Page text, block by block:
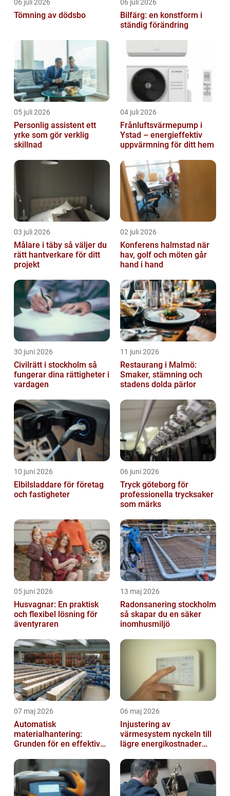
06 juli 2026
Tömning av dödsbo
06 juli 2026
Bilfärg: en konstform i
ständig förändring
05 juli 2026
Personlig assistent ett
yrke som gör verklig
skillnad
04 juli 2026
Frånluftsvärmepump i
Ystad – energieffektiv
uppvärmning för ditt hem
03 juli 2026
Målare i täby så väljer du
rätt hantverkare för ditt
projekt
02 juli 2026
Konferens halmstad när
hav, golf och möten går
hand i hand
30 juni 2026
Civilrätt i stockholm så
fungerar dina rättigheter i
vardagen
11 juni 2026
Restaurang i Malmö:
Smaker, stämning och
stadens dolda pärlor
10 juni 2026
Elbilsladdare för företag
och fastigheter
06 juni 2026
Tryck göteborg för
professionella trycksaker
som märks
05 juni 2026
Husvagnar: En praktisk
och flexibel lösning för
äventyraren
13 maj 2026
Radonsanering stockholm
så skapar du en säker
inomhusmiljö
07 maj 2026
Automatisk
materialhantering:
Grunden för en effektiv
06 maj 2026
Injustering av
värmesystem nyckeln till
lägre energikostnader
inomhusklimat